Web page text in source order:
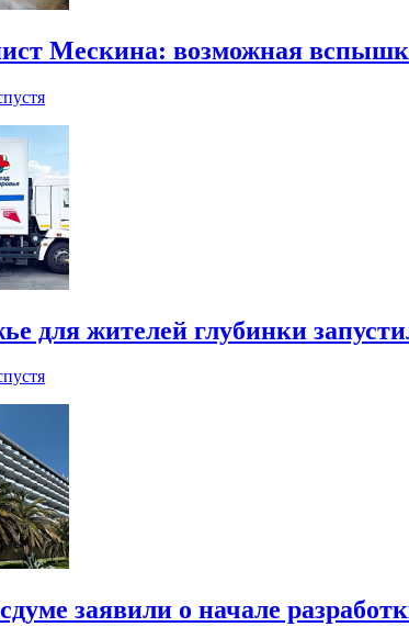
Мескина: возможная
для жителей глубинки
заявили о начале